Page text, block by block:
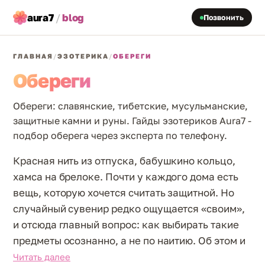
aura7 /blog Позвонить
ГЛАВНАЯ /ЭЗОТЕРИКА /ОБЕРЕГИ
Обереги
Обереги: славянские, тибетские, мусульманские,
защитные камни и руны. Гайды эзотериков Aura7 -
подбор оберега через эксперта по телефону.
Красная нить из отпуска, бабушкино кольцо,
хамса на брелоке. Почти у каждого дома есть
вещь, которую хочется считать защитной. Но
случайный сувенир редко ощущается «своим»,
и отсюда главный вопрос: как выбирать такие
предметы осознанно, а не по наитию. Об этом и
пишем: откуда пришли символы, как подобрать
Читать далее